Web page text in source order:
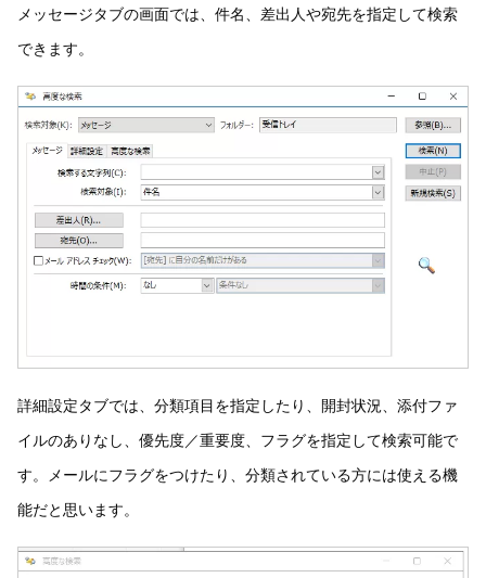
メッセージタブの画面では、件名、差出人や宛先を指定して検索
できます。
詳細設定タブでは、分類項目を指定したり、開封状況、添付ファ
イルのありなし、優先度／重要度、フラグを指定して検索可能で
す。メールにフラグをつけたり、分類されている方には使える機
能だと思います。